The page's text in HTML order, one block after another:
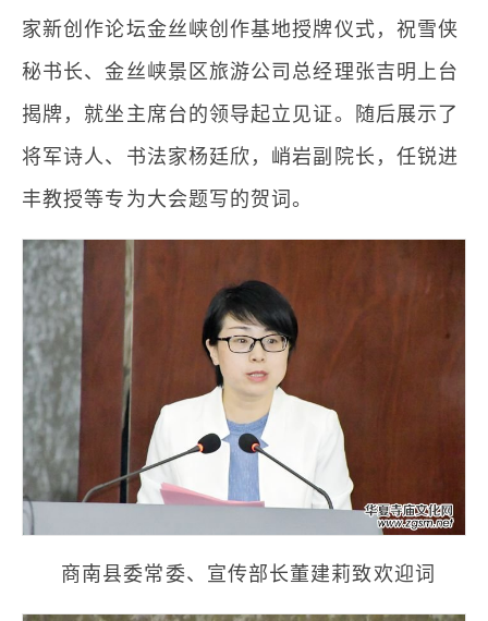
家新创作论坛金丝峡创作基地授牌仪式，祝雪侠
秘书长、金丝峡景区旅游公司总经理张吉明上台
揭牌，就坐主席台的领导起立见证。随后展示了
将军诗人、书法家杨廷欣，峭岩副院长，任锐进
丰教授等专为大会题写的贺词。
商南县委常委、宣传部长董建莉致欢迎词